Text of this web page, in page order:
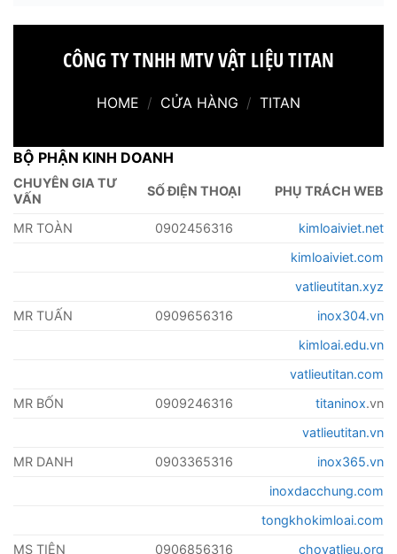
CÔNG TY TNHH MTV VẬT LIỆU TITAN
HOME / CỬA HÀNG / TITAN
BỘ PHẬN KINH DOANH
CHUYÊN GIA TƯ
VẤN
SỐ ĐIỆN THOẠI PHỤ TRÁCH WEB
MR TOÀN 0902456316
kimloaiviet.net
kimloaiviet.com
vatlieutitan.xyz
MR TUẤN
0909656316
inox304.vn
kimloai.edu.vn
vatlieutitan.com
MR BỐN
0909246316 titaninox.vn
vatlieutitan.vn
MR DANH
0903365316
inox365.vn
inoxdacchung.com
tongkhokimloai.com
MS TIÊN
0906856316
chovatlieu.org